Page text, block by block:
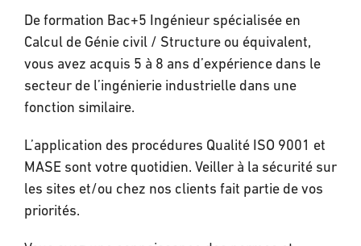
De formation Bac+5 Ingénieur spécialisée en
Calcul de Génie civil / Structure ou équivalent,
vous avez acquis 5 à 8 ans d’expérience dans le
secteur de l’ingénierie industrielle dans une
fonction similaire.
L’application des procédures Qualité ISO 9001 et
MASE sont votre quotidien. Veiller à la sécurité sur
les sites et/ou chez nos clients fait partie de vos
priorités.